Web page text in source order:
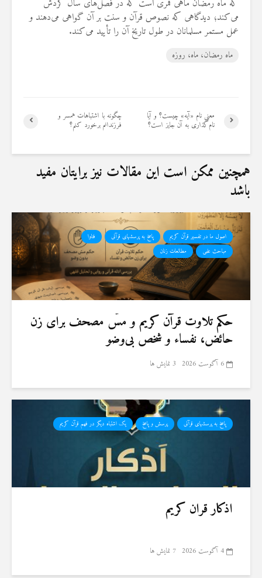
که ماه رمضان ماهی قمری است که در فصل‌های سال گردش
می‌کند؛ دیدگاهی که نصوص قرآن و سنت بر آن گواهی می‌دهند و
عمل مستمر مسلمانان در طول تاریخ آن را تأیید می‌کند.
ماه رمضان، ماه، روزه
چگونه با اشتباهات همسر و
فرزندانم برخورد کنم؟
معنی نام «آیه» چیست؟ و آیا
نام‌گذاری به آن جایز است؟
همچنین ممکن است این مقالات نیز برایتان مفید
باشد
اصول ما در تفسیر قرآن کریم پاسخ به پرسشهای قرآنی
فتاوا
مباحث علمی
مطالعات زنان
حكم تلاوت قرآن كريم و مسّ مصحف برای زن
حائض، نفساء و شخص بی‌وضو
6 آگوست 2026 3 نمایش ها
پاسخ به پرسشهای قرآنی پرسش و پاسخ یک اشتباه دیگر در فهم قرآن کریم
اذکار قران کریم
4 آگوست 2026 7 نمایش ها